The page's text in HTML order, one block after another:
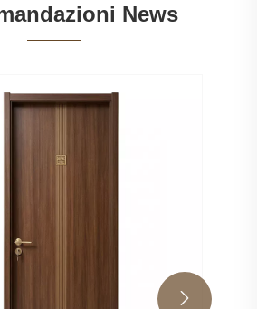
News
